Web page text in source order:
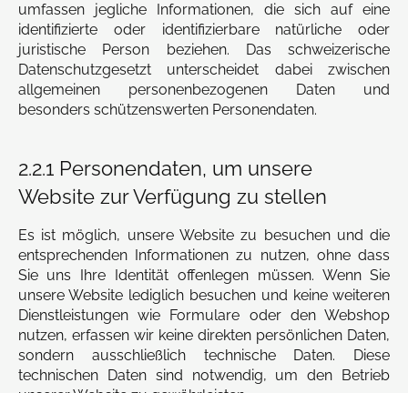
umfassen jegliche Informationen, die sich auf eine
identifizierte oder identifizierbare natürliche oder
juristische Person beziehen. Das schweizerische
Datenschutzgesetzt unterscheidet dabei zwischen
allgemeinen personenbezogenen Daten und
besonders schützenswerten Personendaten.
2.2.1 Personendaten, um unsere
Website zur Verfügung zu stellen
Es ist möglich, unsere Website zu besuchen und die
entsprechenden Informationen zu nutzen, ohne dass
Sie uns Ihre Identität offenlegen müssen. Wenn Sie
unsere Website lediglich besuchen und keine weiteren
Dienstleistungen wie Formulare oder den Webshop
nutzen, erfassen wir keine direkten persönlichen Daten,
sondern ausschließlich technische Daten. Diese
technischen Daten sind notwendig, um den Betrieb